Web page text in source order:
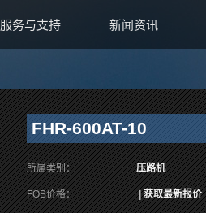
服务与支持 新闻资讯
FHR-600AT-10
所属类别： 压路机
FOB价格： |获取最新报价